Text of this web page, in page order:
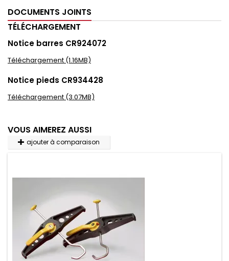
DOCUMENTS JOINTS
TÉLÉCHARGEMENT
Notice barres CR924072
Téléchargement (1.16MB)
Notice pieds CR934428
Téléchargement (3.07MB)
VOUS AIMEREZ AUSSI
ajouter à comparaison